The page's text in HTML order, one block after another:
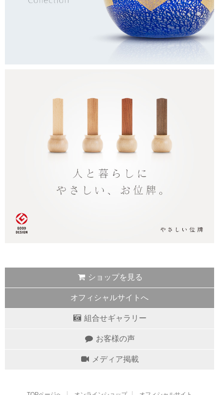
ショップを見る
オフィシャルサイトへ
組合せギャラリー
お客様の声
メディア掲載